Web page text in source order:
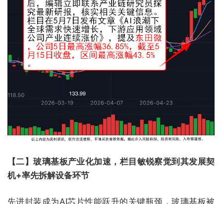
【二】玻璃基板产业化加速，栏目敏锐察觉到其发展契
机+率先拆解设备环节
先进封装成为AI芯片性能跃升的关键瓶颈，玻璃基板被